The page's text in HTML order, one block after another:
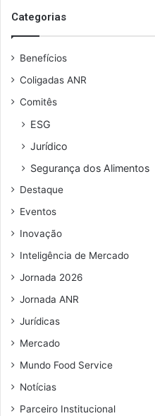
Categorias
Benefícios
Coligadas ANR
Comitês
ESG
Jurídico
Segurança dos Alimentos
Destaque
Eventos
Inovação
Inteligência de Mercado
Jornada 2026
Jornada ANR
Jurídicas
Mercado
Mundo Food Service
Notícias
Parceiro Institucional